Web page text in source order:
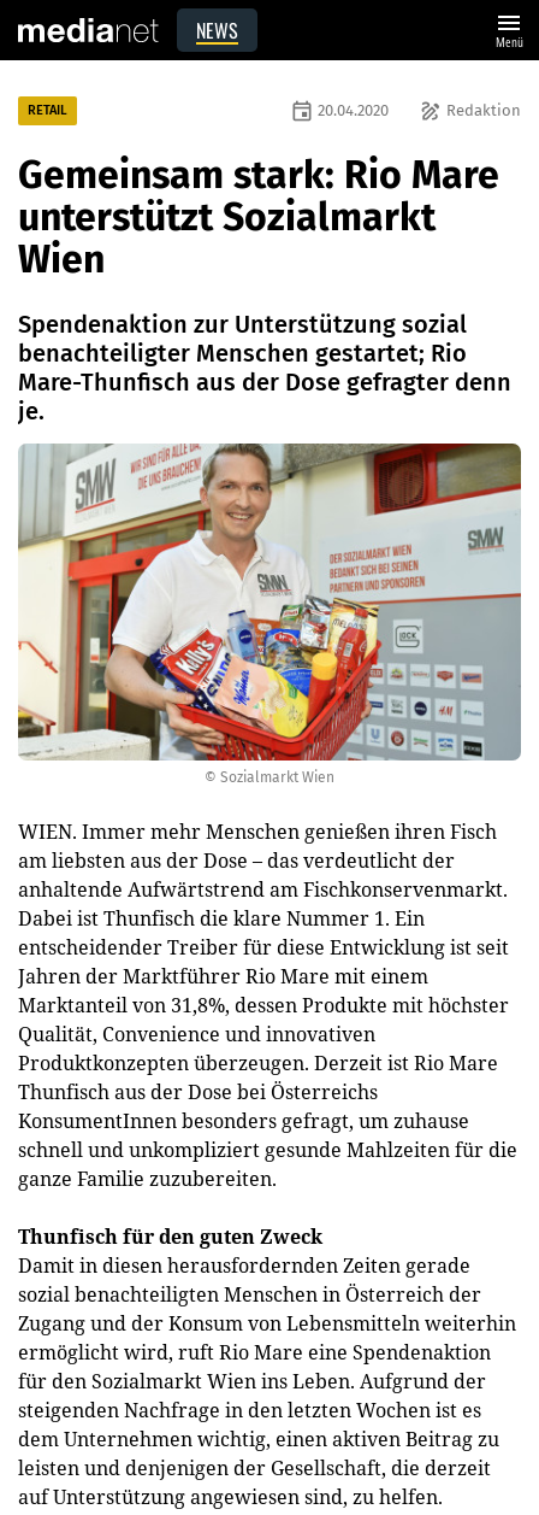
NEWS menu
Menü
© Sozialmarkt Wien
RETAIL draw Redaktion
event 20.04.2020
Gemeinsam stark: Rio Mare
unterstützt Sozialmarkt
Wien
Spendenaktion zur Unterstützung sozial
benachteiligter Menschen gestartet; Rio
Mare-Thunfisch aus der Dose gefragter denn
je.
WIEN. Immer mehr Menschen genießen ihren Fisch
am liebsten aus der Dose – das verdeutlicht der
anhaltende Aufwärtstrend am Fischkonservenmarkt.
Dabei ist Thunfisch die klare Nummer 1. Ein
entscheidender Treiber für diese Entwicklung ist seit
Jahren der Marktführer Rio Mare mit einem
Marktanteil von 31,8%, dessen Produkte mit höchster
Qualität, Convenience und innovativen
Produktkonzepten überzeugen. Derzeit ist Rio Mare
Thunfisch aus der Dose bei Österreichs
KonsumentInnen besonders gefragt, um zuhause
schnell und unkompliziert gesunde Mahlzeiten für die
ganze Familie zuzubereiten.
Thunfisch für den guten Zweck
Damit in diesen herausfordernden Zeiten gerade
sozial benachteiligten Menschen in Österreich der
Zugang und der Konsum von Lebensmitteln weiterhin
ermöglicht wird, ruft Rio Mare eine Spendenaktion
für den Sozialmarkt Wien ins Leben. Aufgrund der
steigenden Nachfrage in den letzten Wochen ist es
dem Unternehmen wichtig, einen aktiven Beitrag zu
leisten und denjenigen der Gesellschaft, die derzeit
auf Unterstützung angewiesen sind, zu helfen.